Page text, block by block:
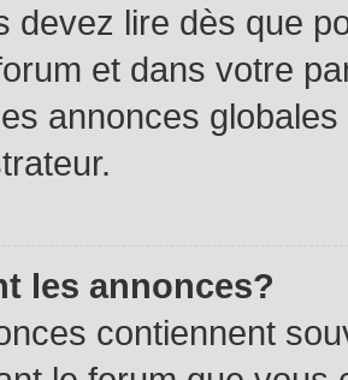
devez lire dès que
et dans votre
annonces
les annonces?
contiennent